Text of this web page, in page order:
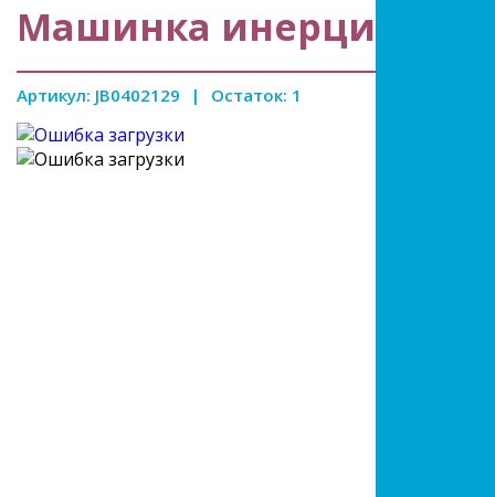
Машинка
Артикул: JB0402129 | Остаток: 1